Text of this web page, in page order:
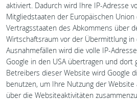
aktiviert. Dadurch wird Ihre IP-Adresse
Mitgliedstaaten der Europäischen
Vertragsstaaten des Abkommens über
Wirtschaftsraum vor der Übermittlung in
Ausnahmefällen wird die volle IP-
Google in den USA übertragen und dort
Betreibers dieser Website wird Google
benutzen, um Ihre Nutzung der
über die Websiteaktivitäten